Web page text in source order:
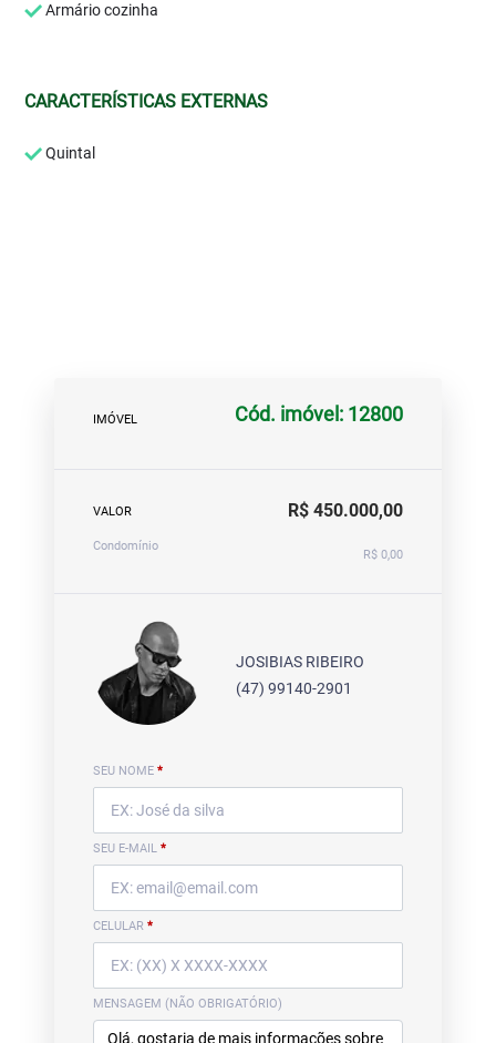
Armário cozinha
CARACTERÍSTICAS EXTERNAS
Quintal
IMÓVEL Cód. imóvel: 12800
VALOR R$ 450.000,00
Condomínio
R$ 0,00
JOSIBIAS RIBEIRO
(47) 99140-2901
SEU NOME *
SEU E-MAIL *
CELULAR *
MENSAGEM (NÃO OBRIGATÓRIO)